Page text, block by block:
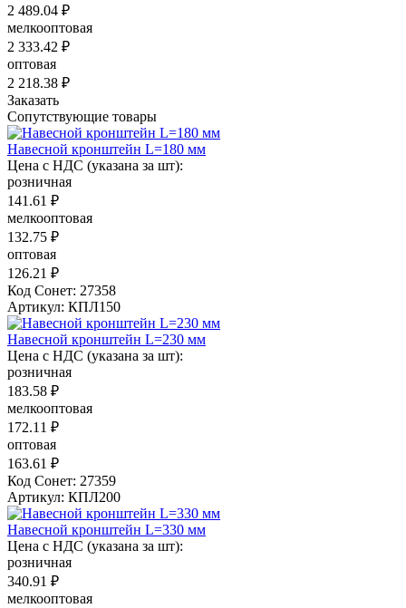
2 489.04 ₽
мелкооптовая
2 333.42 ₽
оптовая
2 218.38 ₽
Заказать
Сопутствующие товары
Навесной кронштейн L=180 мм
Цена с НДС (указана за шт):
розничная
141.61 ₽
мелкооптовая
132.75 ₽
оптовая
126.21 ₽
Код Сонет: 27358
Артикул: КПЛ150
Навесной кронштейн L=230 мм
Цена с НДС (указана за шт):
розничная
183.58 ₽
мелкооптовая
172.11 ₽
оптовая
163.61 ₽
Код Сонет: 27359
Артикул: КПЛ200
Навесной кронштейн L=330 мм
Цена с НДС (указана за шт):
розничная
340.91 ₽
мелкооптовая